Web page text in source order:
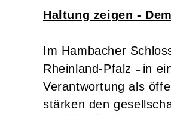
Haltung zeigen -
Im Hambacher
Rheinland-Pfalz – in
Verantwortung als
stärken den